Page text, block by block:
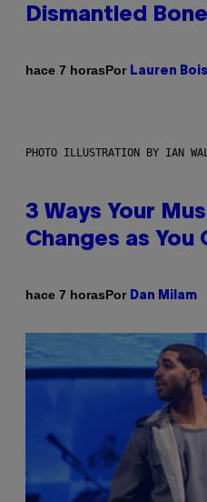
Dismantled
hace 7 horasPor Lauren
PHOTO ILLUSTRATION BY IAN
3 Ways Your
Changes as You
hace 7 horasPor Dan Milam